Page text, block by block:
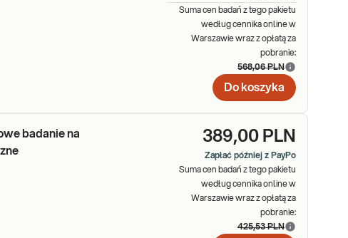
Suma cen badań z tego pakietu
według cennika online w
Warszawie wraz z opłatą za
pobranie:
568,06 PLN
Do koszyka
badanie na
389,00 PLN
Zapłać później z PayPo
Suma cen badań z tego pakietu
według cennika online w
Warszawie wraz z opłatą za
pobranie:
425,53 PLN